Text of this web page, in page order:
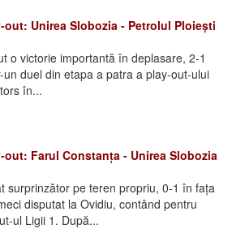
out: Unirea Slobozia - Petrolul Ploiești
o victorie importantă în deplasare, 2-1
duel din etapa a patra a play-out-ului
în...
out: Farul Constanța - Unirea Slobozia
surprinzător pe teren propriu, 0-1 în fața
disputat la Ovidiu, contând pentru
ul Ligii 1. După...